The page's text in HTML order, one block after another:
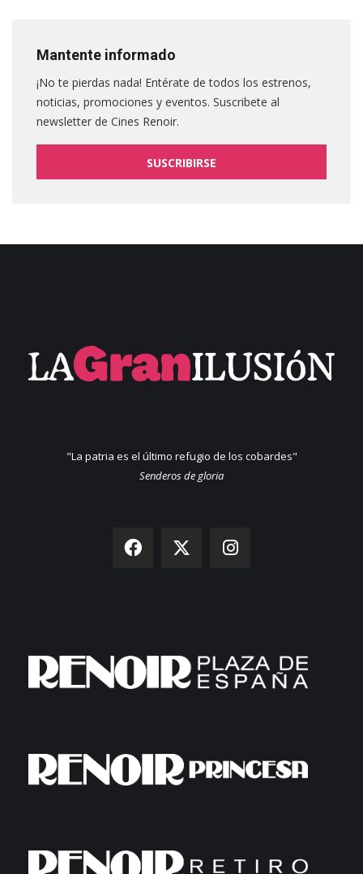
Mantente informado
¡No te pierdas nada! Entérate de todos los estrenos,
noticias, promociones y eventos. Suscribete al
newsletter de Cines Renoir.
SUSCRIBIRSE
"La patria es el último refugio de los cobardes"
Senderos de gloria